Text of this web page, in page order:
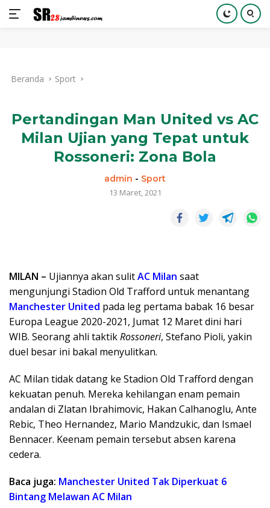
kontenBeranda Sport
Pertandingan Man United vs AC
Milan Ujian yang Tepat untuk
Rossoneri: Zona Bola
admin - Sport
13 Maret, 2021
MILAN – Ujiannya akan sulitAC Milan saat
mengunjungi Stadion Old Trafford untuk menantang
Manchester United pada leg pertama babak 16 besar
Europa League 2020-2021, Jumat 12 Maret dini hari
WIB. Seorang ahli taktikRossoneri, Stefano Pioli, yakin
duel besar ini bakal menyulitkan.
AC Milan tidak datang ke Stadion Old Trafford dengan
kekuatan penuh. Mereka kehilangan enam pemain
andalan di Zlatan Ibrahimovic, Hakan Calhanoglu, Ante
Rebic, Theo Hernandez, Mario Mandzukic, dan Ismael
Bennacer. Keenam pemain tersebut absen karena
cedera.
Baca juga: Manchester United Tak Diperkuat 6
Bintang Melawan AC Milan